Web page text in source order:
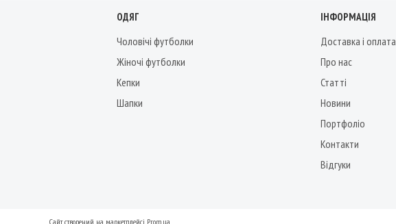
ОДЯГ
Чоловічі футболки
Жіночі футболки
Кепки
Шапки
ІНФОРМАЦІЯ
Доставка і оплата
Про нас
Статті
Новини
Портфоліо
Контакти
Відгуки
Сайт створений на маркетплейсі Prom.ua